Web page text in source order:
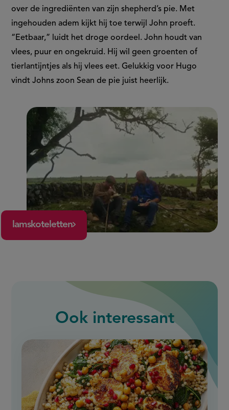
over de ingrediënten van zijn shepherd’s pie. Met
ingehouden adem kijkt hij toe terwijl John proeft.
“Eetbaar,” luidt het droge oordeel. John houdt van
vlees, puur en ongekruid. Hij wil geen groenten of
tierlantijntjes als hij vlees eet. Gelukkig voor Hugo
vindt Johns zoon Sean de pie juist heerlijk.
lamskoteletten
Ook interessant